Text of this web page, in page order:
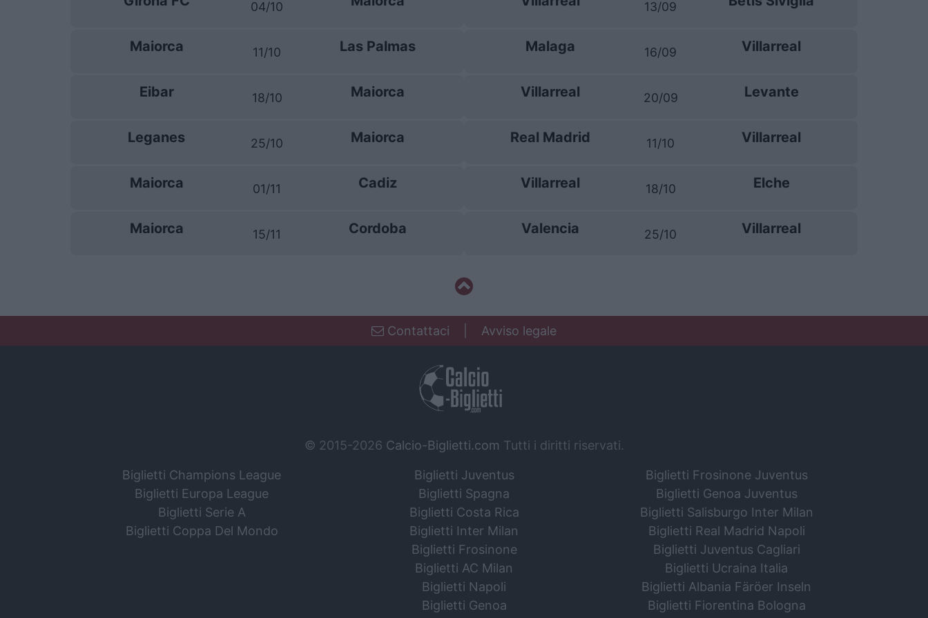
04/10
Maiorca 11/10 Las Palmas
Eibar 18/10 Maiorca
Leganes 25/10 Maiorca
Maiorca 01/11 Cadiz
Maiorca 15/11 Cordoba
13/09
Malaga 16/09 Villarreal
Villarreal 20/09 Levante
Real Madrid 11/10 Villarreal
Villarreal 18/10 Elche
Valencia 25/10 Villarreal
Contattaci Avviso legale
© 2015-2026 Calcio-Biglietti.com Tutti i diritti riservati.
Biglietti Champions League
Biglietti Europa League
Biglietti Serie A
Biglietti Coppa Del Mondo
Biglietti Juventus
Biglietti Spagna
Biglietti Costa Rica
Biglietti Inter Milan
Biglietti Frosinone
Biglietti AC Milan
Biglietti Napoli
Biglietti Genoa
Biglietti Frosinone Juventus
Biglietti Genoa Juventus
Biglietti Salisburgo Inter Milan
Biglietti Real Madrid Napoli
Biglietti Juventus Cagliari
Biglietti Ucraina Italia
Biglietti Albania Färöer Inseln
Biglietti Fiorentina Bologna